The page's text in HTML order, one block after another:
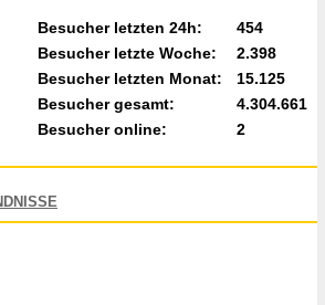
Besucher letzten 24h:
454
Besucher letzte Woche:
2.398
Besucher letzten Monat:
15.125
Besucher gesamt:
4.304.661
Besucher online:
2